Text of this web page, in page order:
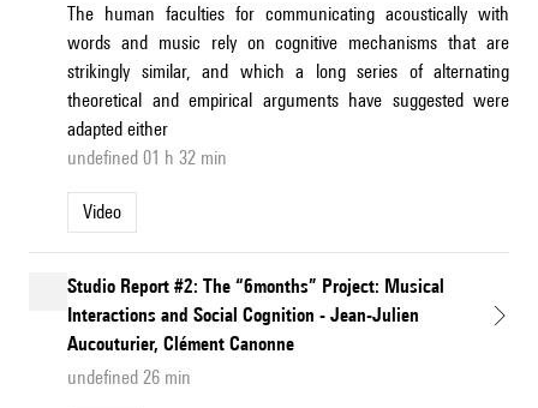
The human faculties for communicating acoustically with
words and music rely on cognitive mechanisms that are
strikingly similar, and which a long series of alternating
theoretical and empirical arguments have suggested were
adapted either
undefined 01 h 32 min
Video
Studio Report #2: The “6months” Project: Musical
Interactions and Social Cognition - Jean-Julien
Aucouturier, Clément Canonne
undefined 26 min